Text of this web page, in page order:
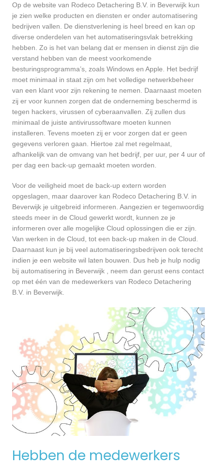
Op de website van Rodeco Detachering B.V. in Beverwijk kun
je zien welke producten en diensten er onder automatisering
bedrijven vallen. De dienstverlening is heel breed en kan op
diverse onderdelen van het automatiseringsvlak betrekking
hebben. Zo is het van belang dat er mensen in dienst zijn die
verstand hebben van de meest voorkomende
besturingsprogramma’s, zoals Windows en Apple. Het bedrijf
moet minimaal in staat zijn om het volledige netwerkbeheer
van een klant voor zijn rekening te nemen. Daarnaast moeten
zij er voor kunnen zorgen dat de onderneming beschermd is
tegen hackers, virussen of cyberaanvallen. Zij zullen dus
minimaal de juiste antivirussoftware moeten kunnen
installeren. Tevens moeten zij er voor zorgen dat er geen
gegevens verloren gaan. Hiertoe zal met regelmaat,
afhankelijk van de omvang van het bedrijf, per uur, per 4 uur of
per dag een back-up gemaakt moeten worden.
Voor de veiligheid moet de back-up extern worden
opgeslagen, maar daarover kan Rodeco Detachering B.V. in
Beverwijk je uitgebreid informeren. Aangezien er tegenwoordig
steeds meer in de Cloud gewerkt wordt, kunnen ze je
informeren over alle mogelijke Cloud oplossingen die er zijn.
Van werken in de Cloud, tot een back-up maken in de Cloud.
Daarnaast kun je bij veel automatiseringsbedrijven ook terecht
indien je een website wil laten bouwen. Dus heb je hulp nodig
bij automatisering in Beverwijk , neem dan gerust eens contact
op met één van de medewerkers van Rodeco Detachering
B.V. in Beverwijk.
Hebben de medewerkers